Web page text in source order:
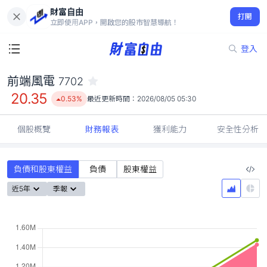
財富自由
立即使用APP，開啟您的股市智慧導航！
打開
登入
20.35
0.53%
前端風電 7702
20.35 0.53% 最近更新時間： 2026/08/05 05:30
個股概覽 財務報表 獲利能力 安全性分析
負債和股東權益 負債 股東權益
近5年 季報